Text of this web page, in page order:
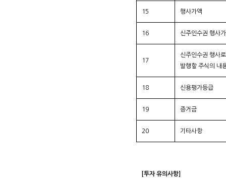
15 행사가액
16 신주인수권 행사
17
신주인수권 행사
발행할 주식의 내
18 신용평가등급
19 증거금
20 기타사항
[투자 유의사항]